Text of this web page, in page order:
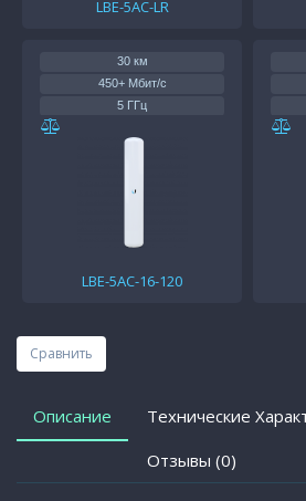
LBE-5AC-LR
30 км
450+ Мбит/с
5 ГГц
LBE-5AC-16-120
Сравнить
Описание
Технические
Отзывы (0)